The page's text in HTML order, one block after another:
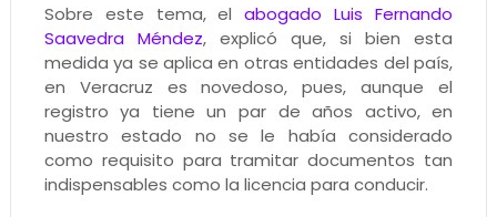
Sobre este tema, elabogado Luis Fernando
Saavedra Méndez, explicó que, si bien esta
medida ya se aplica en otras entidades del país,
en Veracruz es novedoso, pues, aunque el
registro ya tiene un par de años activo, en
nuestro estado no se le había considerado
como requisito para tramitar documentos tan
indispensables como la licencia para conducir.